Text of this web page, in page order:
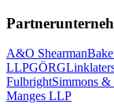
A&O Shearman
LLPGÖRG
FulbrightSimmons
Manges LLP